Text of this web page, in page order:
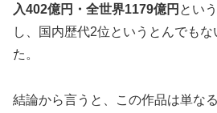
入402億円・全世界1179億円 とい
し、国内歴代2位というとんでも
た。
結論から言うと、この作品は単な